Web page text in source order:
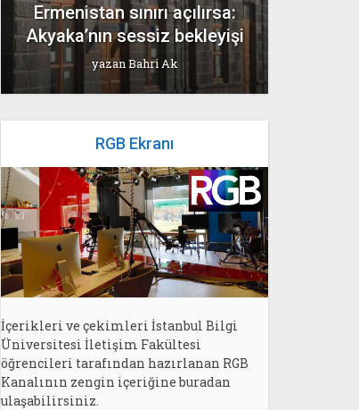
Ermenistan sınırı açılırsa:
Akyaka’nın sessiz bekleyişi
yazanBahri Ak
RGB Ekranı
İçerikleri ve çekimleri İstanbul Bilgi
Üniversitesi İletişim Fakültesi
öğrencileri tarafından hazırlanan RGB
Kanalının zengin içeriğine buradan
ulaşabilirsiniz.